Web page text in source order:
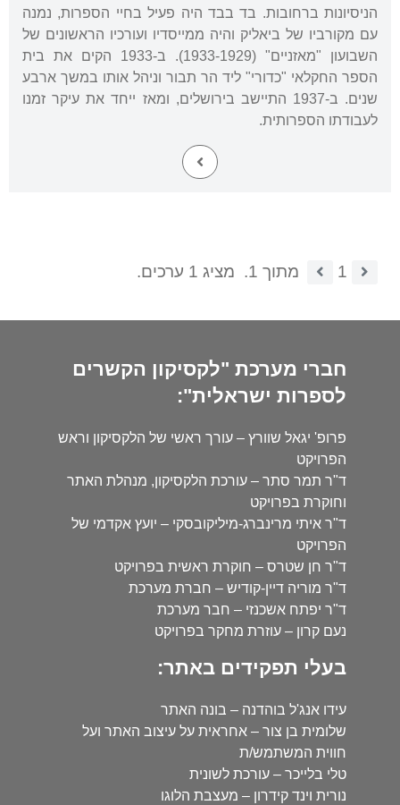
הניסיונות ברחובות. בד בבד היה פעיל בחיי הספרות, נמנה
עם מקורביו של ביאליק והיה ממייסדיו ועורכיו הראשונים של
השבועון "מאזניים" (1933-1929). ב-1933 הקים את בית
הספר החקלאי "כדורי" ליד הר תבור וניהל אותו במשך ארבע
שנים. ב-1937 התיישב בירושלים, ומאז ייחד את עיקר זמנו
לעבודתו הספרותית.
1 מתוך 1. מציג 1 ערכים.
חברי מערכת "לקסיקון הקשרים
לספרות ישראלית":
פרופ' יגאל שוורץ – עורך ראשי של הלקסיקון וראש
הפרויקט
ד"ר תמר סתר – עורכת הלקסיקון, מנהלת האתר
וחוקרת בפרויקט
ד"ר איתי מרינברג-מיליקובסקי – יועץ אקדמי של
הפרויקט
ד"ר חן שטרס – חוקרת ראשית בפרויקט
ד"ר מוריה דיין-קודיש – חברת מערכת
ד"ר יפתח אשכנזי – חבר מערכת
נעם קרון – עוזרת מחקר בפרויקט
בעלי תפקידים באתר:
עידו אנג'ל בוהדנה – בונה האתר
שלומית בן צור – אחראית על עיצוב האתר ועל
חווית המשתמש/ת
טלי בלייכר – עורכת לשונית
נורית וינד קידרון – מעצבת הלוגו